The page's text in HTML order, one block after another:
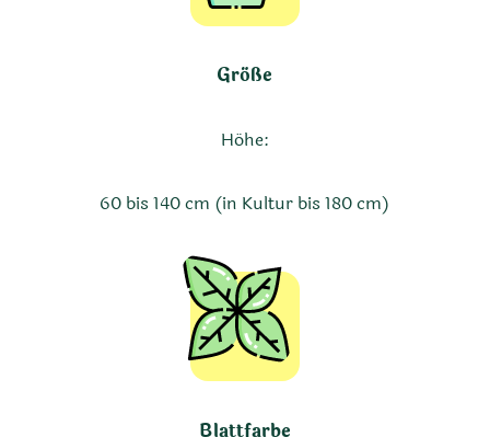
Größe
Höhe:
60 bis 140 cm (in Kultur bis 180 cm)
Blattfarbe